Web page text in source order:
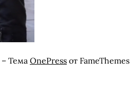
– Тема OnePress от FameThemes